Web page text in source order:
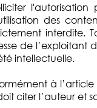
des
de
intellectuelle.
à
citer l’auteur et